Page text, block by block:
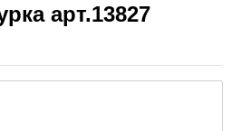
арт.13827